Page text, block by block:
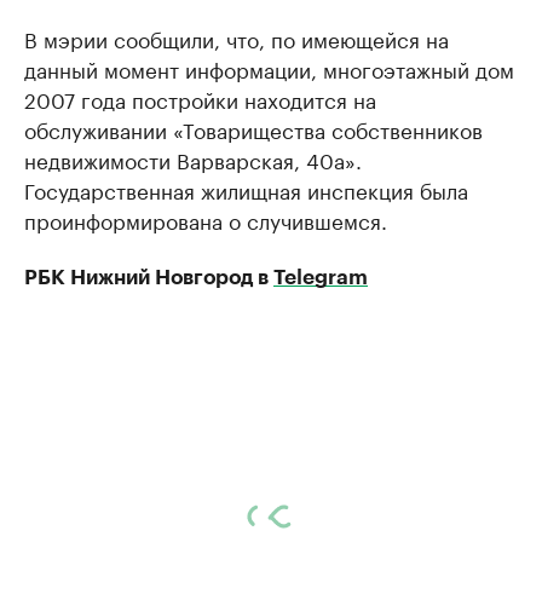
В мэрии сообщили, что, по имеющейся на
данный момент информации, многоэтажный дом
2007 года постройки находится на
обслуживании «Товарищества собственников
недвижимости Варварская, 40а».
Государственная жилищная инспекция была
проинформирована о случившемся.
РБК Нижний Новгород в Telegram